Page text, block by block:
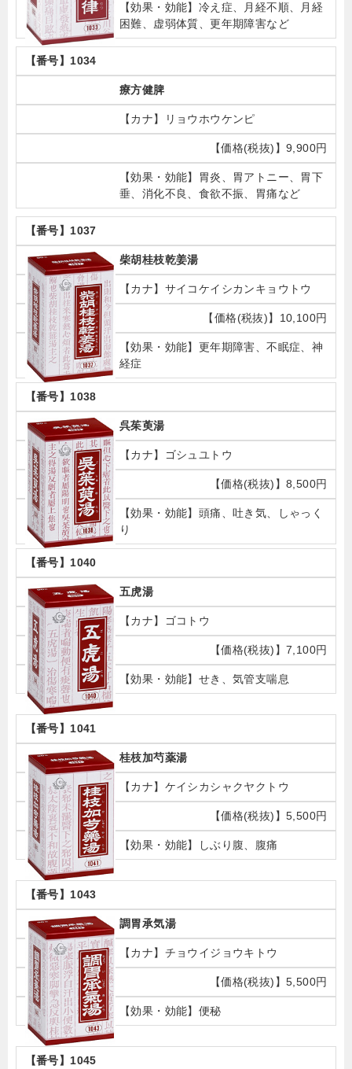
冷え症、月経不順、月経
困難、虚弱体質、更年期障害など
1034
療方健脾
リョウホウケンピ
9,900円
胃炎、胃アトニー、胃下
垂、消化不良、食欲不振、胃痛など
1037
柴胡桂枝乾姜湯
サイコケイシカンキョウトウ
10,100円
更年期障害、不眠症、神
経症
1038
呉茱萸湯
ゴシュユトウ
8,500円
頭痛、吐き気、しゃっく
り
1040
五虎湯
ゴコトウ
7,100円
せき、気管支喘息
1041
桂枝加芍薬湯
ケイシカシャクヤクトウ
5,500円
しぶり腹、腹痛
1043
調胃承気湯
チョウイジョウキトウ
5,500円
便秘
1045